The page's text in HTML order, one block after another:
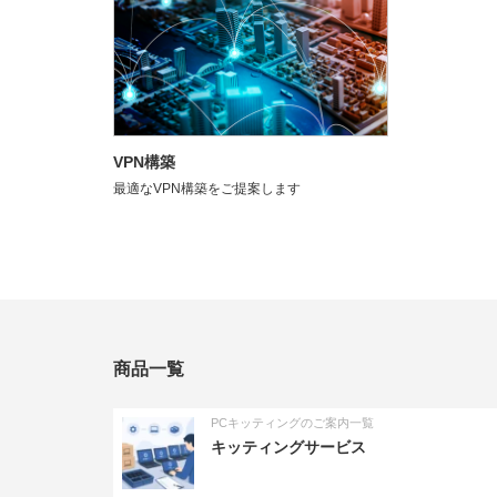
VPN構築
最適なVPN構築をご提案します
商品一覧
PCキッティングのご案内一覧
キッティングサービス